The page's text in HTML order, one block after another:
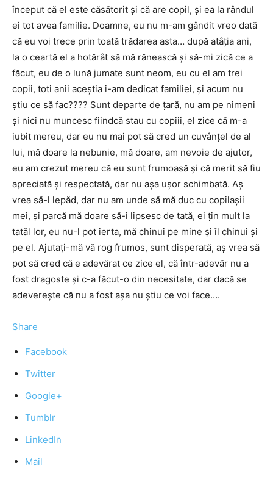
început că el este căsătorit și că are copil, și ea la rândul
ei tot avea familie. Doamne, eu nu m-am gândit vreo dată
că eu voi trece prin toată trădarea asta… după atâția ani,
la o ceartă el a hotărât să mă rănească și să-mi zică ce a
făcut, eu de o lună jumate sunt neom, eu cu el am trei
copii, toti anii aceștia i-am dedicat familiei, și acum nu
știu ce să fac???? Sunt departe de țară, nu am pe nimeni
și nici nu muncesc fiindcă stau cu copiii, el zice că m-a
iubit mereu, dar eu nu mai pot să cred un cuvânțel de al
lui, mă doare la nebunie, mă doare, am nevoie de ajutor,
eu am crezut mereu că eu sunt frumoasă și că merit să fiu
apreciată și respectată, dar nu așa ușor schimbată. Aș
vrea să-l lepăd, dar nu am unde să mă duc cu copilașii
mei, și parcă mă doare să-i lipsesc de tată, ei țin mult la
tatăl lor, eu nu-l pot ierta, mă chinui pe mine și îl chinui și
pe el. Ajutați-mă vă rog frumos, sunt disperată, aș vrea să
pot să cred că e adevărat ce zice el, că într-adevăr nu a
fost dragoste și c-a făcut-o din necesitate, dar dacă se
adeverește că nu a fost așa nu știu ce voi face….
Share
Facebook
Twitter
Google+
Tumblr
LinkedIn
Mail